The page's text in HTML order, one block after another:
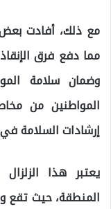
مع ذلك، أفادت بعض
مما دفع فرق
وضمان سلامة
المواطنين من
إرشادات السلامة في
يعتبر هذا
المنطقة، حيث تقع